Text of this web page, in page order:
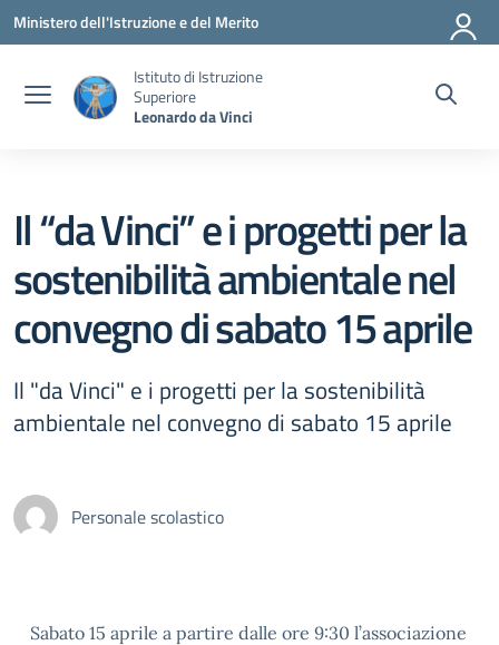
Vai ai contenuti
Vai al menu di navigazione
Vai al footer
Ministero dell'Istruzione e del Merito
Istituto di Istruzione
Superiore
Leonardo da Vinci
Il “da Vinci” e i progetti per la
sostenibilità ambientale nel
convegno di sabato 15 aprile
Il "da Vinci" e i progetti per la sostenibilità
ambientale nel convegno di sabato 15 aprile
Personale scolastico
Sabato 15 aprile a partire dalle ore 9:30 l’associazione